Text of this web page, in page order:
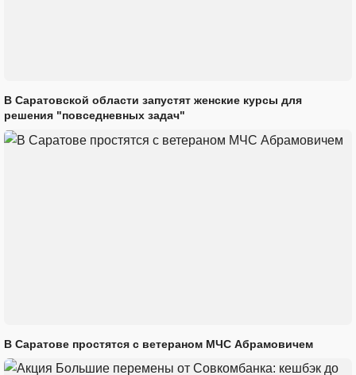
В Саратовской области запустят женские курсы для
решения "повседневных задач"
В Саратове простятся с ветераном МЧС Абрамовичем